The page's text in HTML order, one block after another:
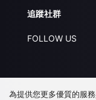
追蹤社群
FOLLOW US
為提供您更多優質的服